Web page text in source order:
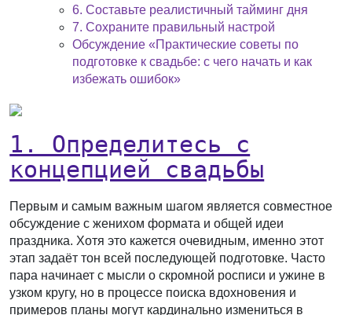
6. Составьте реалистичный тайминг дня
7. Сохраните правильный настрой
Обсуждение «Практические советы по
подготовке к свадьбе: с чего начать и как
избежать ошибок»
1. Определитесь с
концепцией свадьбы
Первым и самым важным шагом является совместное
обсуждение с женихом формата и общей идеи
праздника. Хотя это кажется очевидным, именно этот
этап задаёт тон всей последующей подготовке. Часто
пара начинает с мысли о скромной росписи и ужине в
узком кругу, но в процессе поиска вдохновения и
примеров планы могут кардинально измениться в